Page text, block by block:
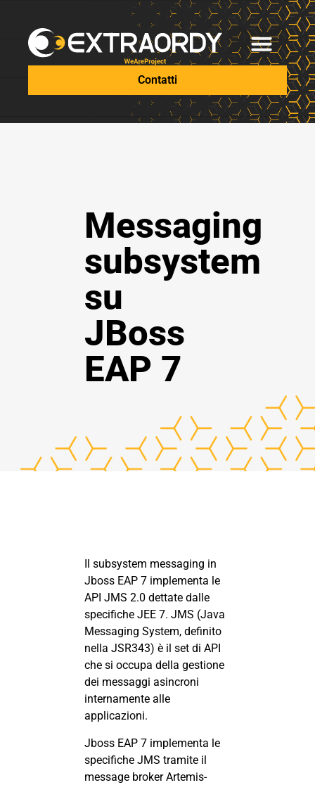
Contatti
Messaging
subsystem
su
JBoss
EAP 7
Il subsystem messaging in
Jboss EAP 7 implementa le
API JMS 2.0 dettate dalle
specifiche JEE 7. JMS (Java
Messaging System, definito
nella JSR343) è il set di API
che si occupa della gestione
dei messaggi asincroni
internamente alle
applicazioni.
Jboss EAP 7 implementa le
specifiche JMS tramite il
message broker Artemis-